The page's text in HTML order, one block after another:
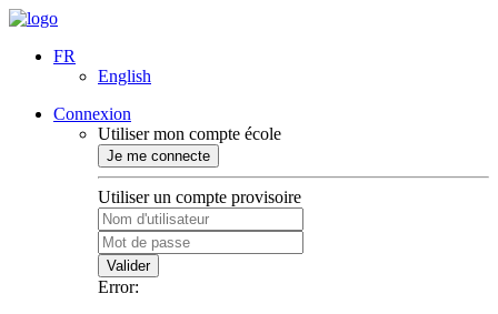
FR
English
Connexion
Utiliser mon compte école
Je me connecte
Utiliser un compte provisoire
Valider
Error: